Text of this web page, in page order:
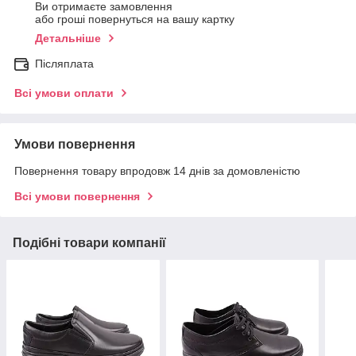
Ви отримаєте замовлення
або гроші повернуться на вашу картку
Детальніше
Післяплата
Всі умови оплати
Умови повернення
Повернення товару впродовж 14 днів за домовленістю
Всі умови повернення
Подібні товари компанії